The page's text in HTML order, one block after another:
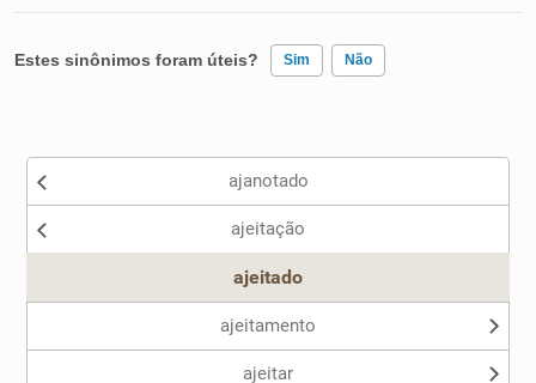
Dicionário
Estes sinônimos foram úteis? Sim Não
Nenhum dos sinônimos apresentados me ajudou
ajanotado
ajeitação
ajeitado
ajeitamento
ajeitar